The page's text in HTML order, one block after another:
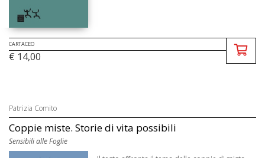
CARTACEO
€ 14,00
Patrizia Comito
Coppie miste. Storie di vita possibili
Sensibili alle Foglie